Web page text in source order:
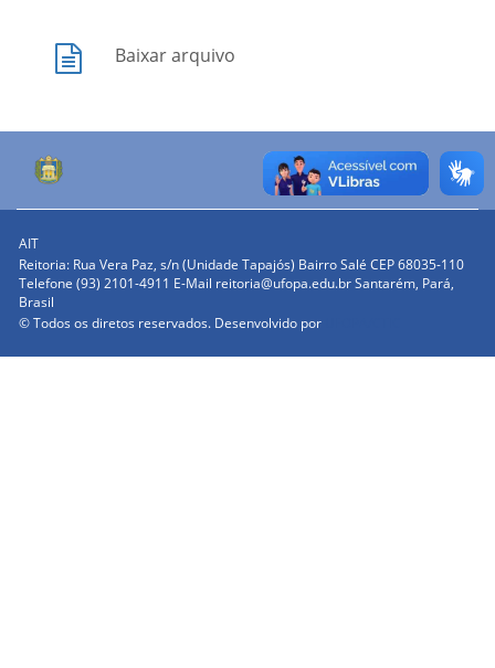
Baixar arquivo
AIT
Reitoria: Rua Vera Paz, s/n (Unidade Tapajós) Bairro Salé CEP 68035-110
Telefone (93) 2101-4911 E-Mail reitoria@ufopa.edu.br Santarém, Pará,
Brasil
© Todos os diretos reservados. Desenvolvido por